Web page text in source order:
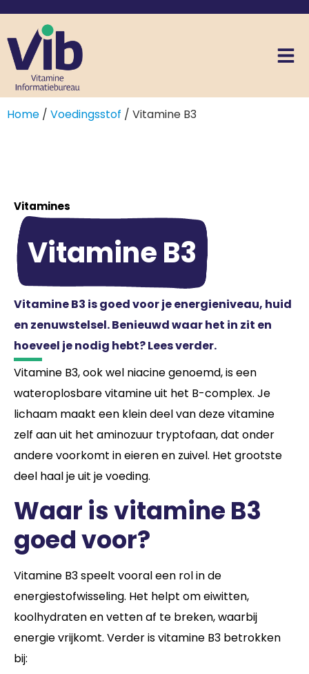
Home / Voedingsstof / Vitamine B3
Vitamines
Vitamine B3
Vitamine B3 is goed voor je energieniveau, huid
en zenuwstelsel. Benieuwd waar het in zit en
hoeveel je nodig hebt? Lees verder.
Vitamine B3, ook wel niacine genoemd, is een
wateroplosbare vitamine uit het B-complex. Je
lichaam maakt een klein deel van deze vitamine
zelf aan uit het aminozuur tryptofaan, dat onder
andere voorkomt in eieren en zuivel. Het grootste
deel haal je uit je voeding.
Waar is vitamine B3
goed voor?
Vitamine B3 speelt vooral een rol in de
energiestofwisseling. Het helpt om eiwitten,
koolhydraten en vetten af te breken, waarbij
energie vrijkomt. Verder is vitamine B3 betrokken
bij: